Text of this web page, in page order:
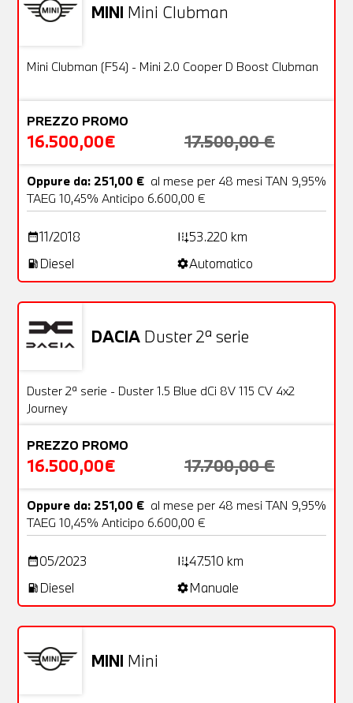
MINI Mini Clubman
OFFERTA
Mini Clubman (F54) - Mini 2.0 Cooper D Boost Clubman
PREZZO PROMO
16.500,00€ 17.500,00 €
Oppure da: 251,00 € al mese per 48 mesi TAN 9,95%
TAEG 10,45% Anticipo 6.600,00 €
date_range11/2018 add_road53.220 km
local_gas_station Diesel settingsAutomatico
DACIA Duster 2ª serie
OFFERTA
Usato
Duster 2ª serie - Duster 1.5 Blue dCi 8V 115 CV 4x2
Journey
PREZZO PROMO
16.500,00€ 17.700,00 €
Oppure da: 251,00 € al mese per 48 mesi TAN 9,95%
TAEG 10,45% Anticipo 6.600,00 €
date_range05/2023 add_road47.510 km
local_gas_station Diesel settingsManuale
MINI Mini